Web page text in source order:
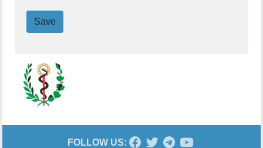
Save
FOLLOW US: